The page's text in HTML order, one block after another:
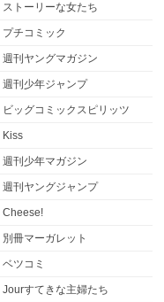
ストーリーな女たち
プチコミック
週刊ヤングマガジン
週刊少年ジャンプ
ビッグコミックスピリッツ
Kiss
週刊少年マガジン
週刊ヤングジャンプ
Cheese!
別冊マーガレット
ベツコミ
Jourすてきな主婦たち